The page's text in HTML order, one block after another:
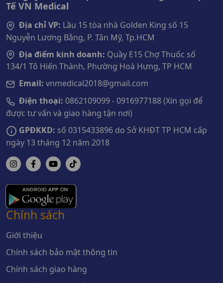
Tế VN Medical
Địa chỉ VP: Lầu 15 tòa nhà Golden King số 15
Nguyễn Lương Bằng, P. Tân Mỹ, Tp.HCM
Địa điểm kinh doanh: Quầy E15 Chợ Thuốc số
134/1 Tô Hiến Thành, Phường Hoà Hưng, TP HCM
Email: vnmedical2018@gmail.com
Điện thoại: 0862109099 - 0916977188 (Xin gọi để
được tư vấn và giao hàng tận nơi)
GPĐKKD: số 0315433896 do Sở KHĐT TP HCM cấp
ngày 13 tháng 12 năm 2018
Chính sách
Giới thiệu
Chính sách bảo mật thông tin
Chính sách giao hàng